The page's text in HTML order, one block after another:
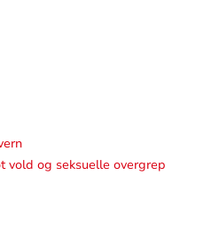
vold og seksuelle overgrep